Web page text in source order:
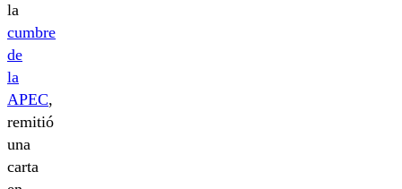
la
cumbre
de
la
APEC,
remitió
una
carta